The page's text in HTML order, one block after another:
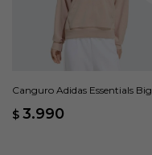
Canguro Adidas Essentials Big
$ 3.990